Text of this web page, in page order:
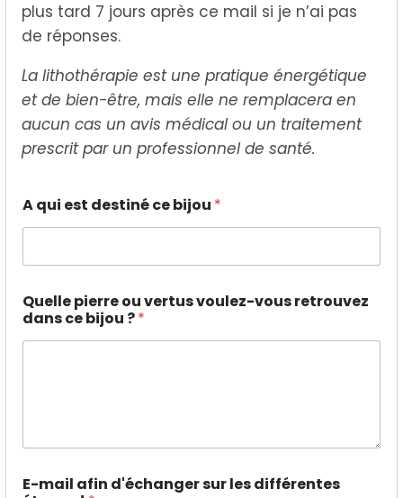
plus tard 7 jours après ce mail si je n’ai pas
de réponses.
La lithothérapie est une pratique énergétique
et de bien-être, mais elle ne remplacera en
aucun cas un avis médical ou un traitement
prescrit par un professionnel de santé.
A qui est destiné ce bijou *
Quelle pierre ou vertus voulez-vous retrouvez
dans ce bijou ?*
e
E-mail afin d'échanger sur les différentes